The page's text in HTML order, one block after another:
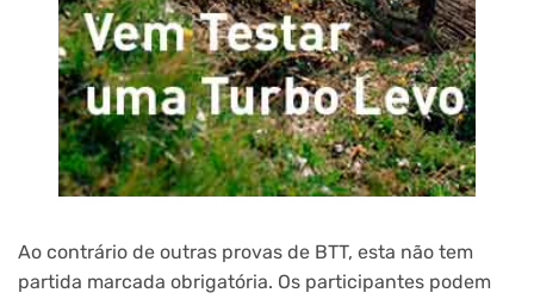
Ao contrário de outras provas de BTT, esta não tem
partida marcada obrigatória. Os participantes podem